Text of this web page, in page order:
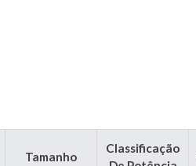
Tamanho
Classificação